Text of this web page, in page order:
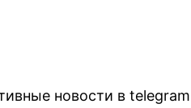
новости в